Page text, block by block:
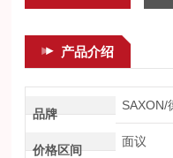
产品介绍
品牌
SAXON/
价格区间
面议